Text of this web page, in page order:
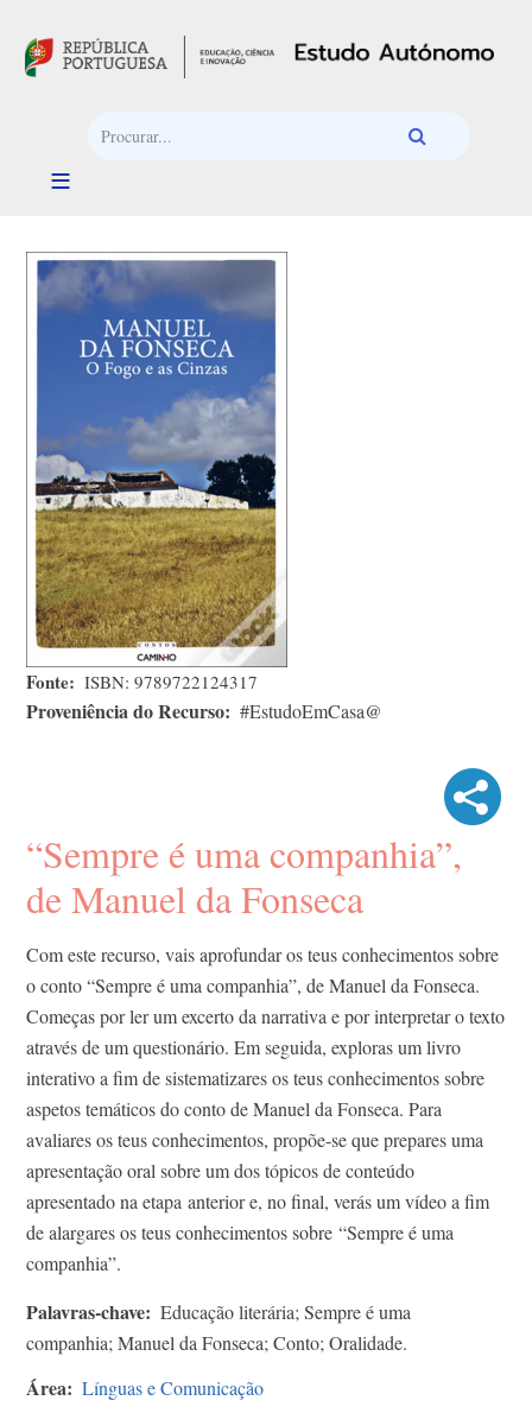
Fonte ISBN: 9789722124317
Proveniência do Recurso #EstudoEmCasa@
“Sempre é uma companhia”,
de Manuel da Fonseca
Com este recurso, vais aprofundar os teus conhecimentos sobre
o conto “Sempre é uma companhia”, de Manuel da Fonseca.
Começas por ler um excerto da narrativa e por interpretar o texto
através de um questionário. Em seguida, exploras um livro
interativo a fim de sistematizares os teus conhecimentos sobre
aspetos temáticos do conto de Manuel da Fonseca. Para
avaliares os teus conhecimentos, propõe-se que prepares uma
apresentação oral sobre um dos tópicos de conteúdo
apresentado na etapa anterior e, no final, verás um vídeo a fim
de alargares os teus conhecimentos sobre “Sempre é uma
companhia”.
Palavras-chave
Educação literária; Sempre é uma
companhia; Manuel da Fonseca; Conto; Oralidade.
Área Línguas e Comunicação